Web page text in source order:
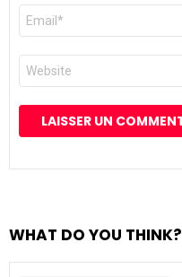
E-
mail
*
Site
web
WHAT DO YOU THINK?